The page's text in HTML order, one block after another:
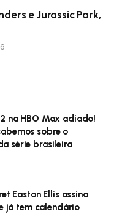
e Jurassic Park,
na HBO Max adiado!
sobre o
série brasileira
Easton Ellis assina
já tem calendário